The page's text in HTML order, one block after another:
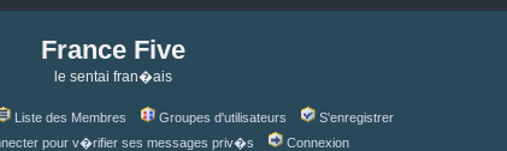
France Five
le sentai fran�ais
Liste des Membres Groupes d'utilisateurs
S'enregistrer
pour v�rifier ses messages priv�s Connexion